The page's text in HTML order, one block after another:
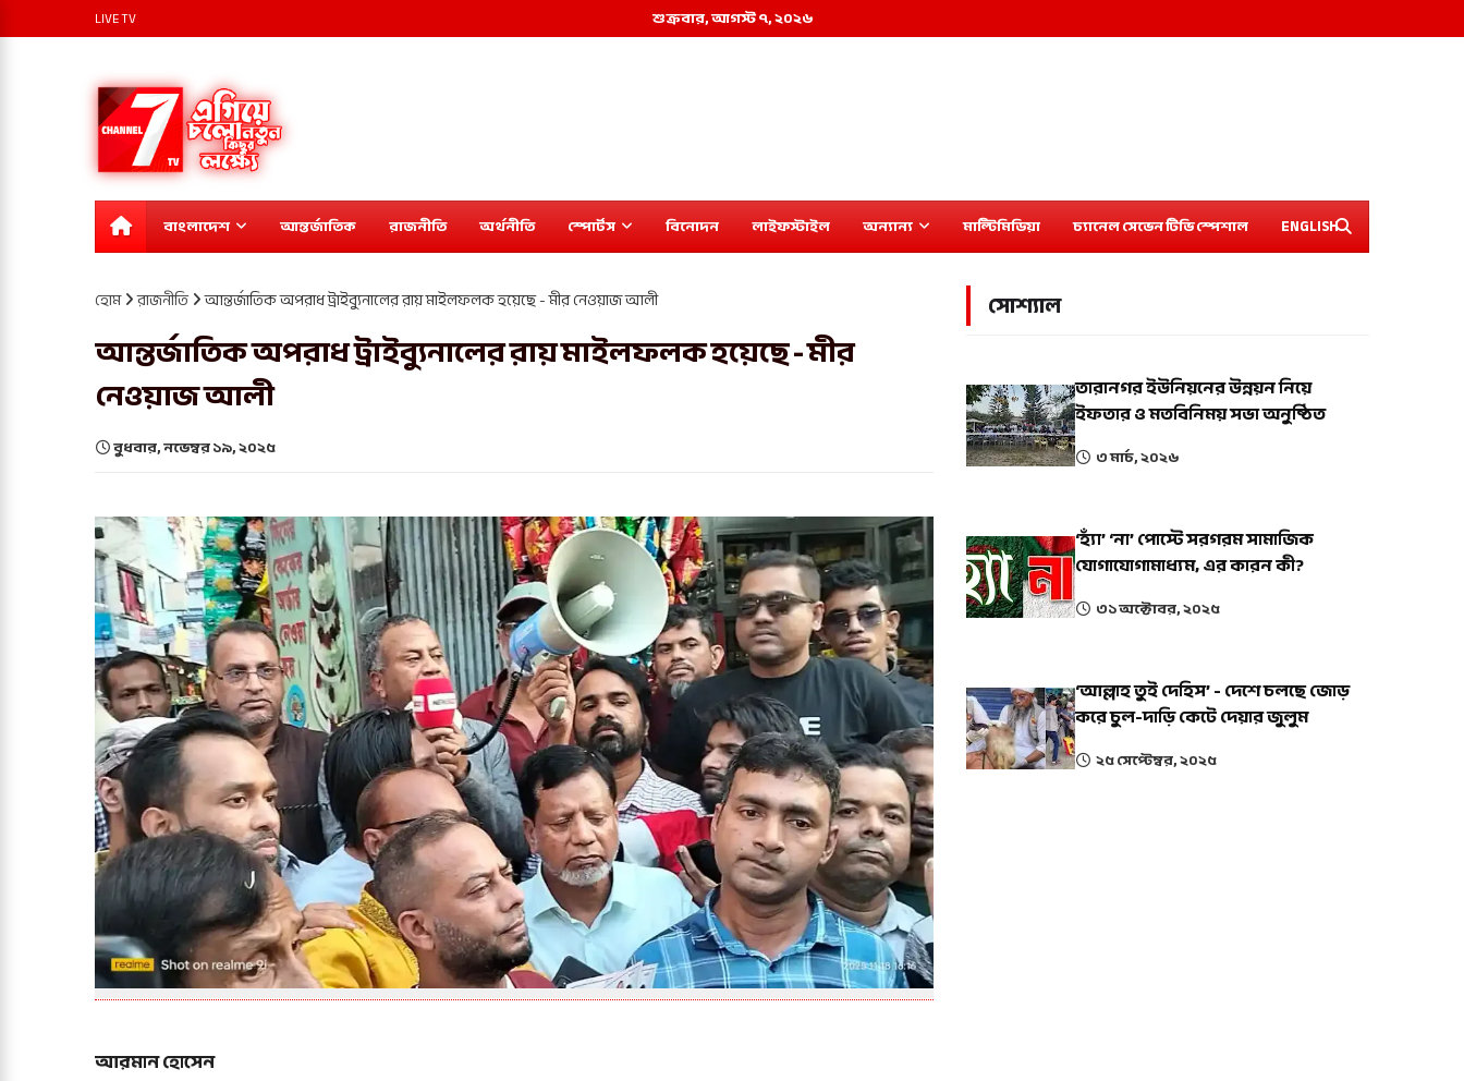
শুক্রবার, আগস্ট ৭, ২০২৬
LIVE TV
বাংলাদেশ আন্তর্জাতিক রাজনীতি অর্থনীতি স্পোর্টস বিনোদন লাইফস্টাইল অন্যান্য মাল্টিমিডিয়া চ্যানেল সেভেন টিভি স্পেশাল ENGLISH
হোম রাজনীতি আন্তর্জাতিক অপরাধ ট্রাইব্যুনালের রায় মাইলফলক হয়েছে - মীর নেওয়াজ আলী
আন্তর্জাতিক অপরাধ ট্রাইব্যুনালের রায় মাইলফলক হয়েছে - মীর
নেওয়াজ আলী
বুধবার, নভেম্বর ১৯, ২০২৫
আরমান হোসেন
সোশ্যাল
তারানগর ইউনিয়নের উন্নয়ন নিয়ে
ইফতার ও মতবিনিময় সভা অনুষ্ঠিত
৩ মার্চ, ২০২৬
‘হ্যাঁ’ ‘না’ পোস্টে সরগরম সামাজিক
যোগাযোগামাধ্যম, এর কারন কী?
৩১ অক্টোবর, ২০২৫
‘আল্লাহ তুই দেহিস’ - দেশে চলছে জোড়
করে চুল-দাড়ি কেটে দেয়ার জুলুম
২৫ সেপ্টেম্বর, ২০২৫